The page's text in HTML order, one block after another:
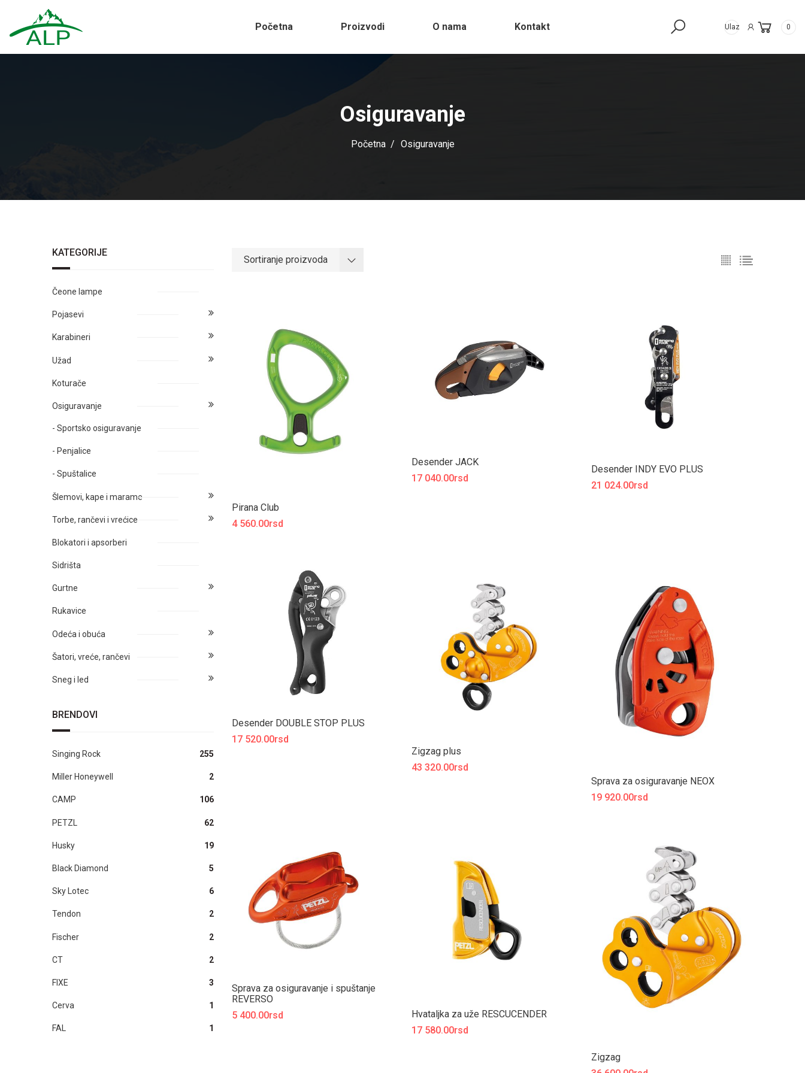
Početna Proizvodi O nama Kontakt Ulaz 0
Osiguravanje
Početna Osiguravanje
Sortiranje proizvoda
Pirana Club
4 560.00rsd
Desender JACK
17 040.00rsd
Desender INDY EVO PLUS
21 024.00rsd
Desender DOUBLE STOP PLUS
17 520.00rsd
Zigzag plus
43 320.00rsd
Sprava za osiguravanje NEOX
19 920.00rsd
Sprava za osiguravanje i spuštanje
REVERSO
5 400.00rsd
Hvataljka za uže RESCUCENDER
17 580.00rsd
Zigzag
KATEGORIJE
Čeone lampe
Pojasevi
Karabineri
Užad
Koturače
Osiguravanje
- Sportsko osiguravanje
- Penjalice
- Spuštalice
Šlemovi, kape i marame
Torbe, rančevi i vrećice
Blokatori i apsorberi
Sidrišta
Gurtne
Rukavice
Odeća i obuća
Šatori, vreće, rančevi
Sneg i led
BRENDOVI
Singing Rock 255
Miller Honeywell 2
CAMP 106
PETZL 62
Husky 19
Black Diamond 5
Sky Lotec 6
Tendon 2
Fischer 2
CT 2
FIXE 3
Cerva 1
FAL 1